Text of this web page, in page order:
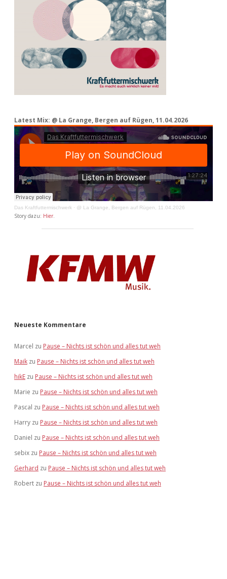
Latest Mix: @ La Grange, Bergen auf Rügen, 11.04.2026
Das Kraftfuttermischwerk · @ La Grange, Bergen auf Rügen, 11.04.2026
Story dazu: Hier
Neueste Kommentare
Marcel zu Pause – Nichts ist schön und alles tut weh
Maik zu Pause – Nichts ist schön und alles tut weh
hikE zu Pause – Nichts ist schön und alles tut weh
Marie zu Pause – Nichts ist schön und alles tut weh
Pascal zu Pause – Nichts ist schön und alles tut weh
Harry zu Pause – Nichts ist schön und alles tut weh
Daniel zu Pause – Nichts ist schön und alles tut weh
sebix zu Pause – Nichts ist schön und alles tut weh
Gerhard zu Pause – Nichts ist schön und alles tut weh
Robert zu Pause – Nichts ist schön und alles tut weh